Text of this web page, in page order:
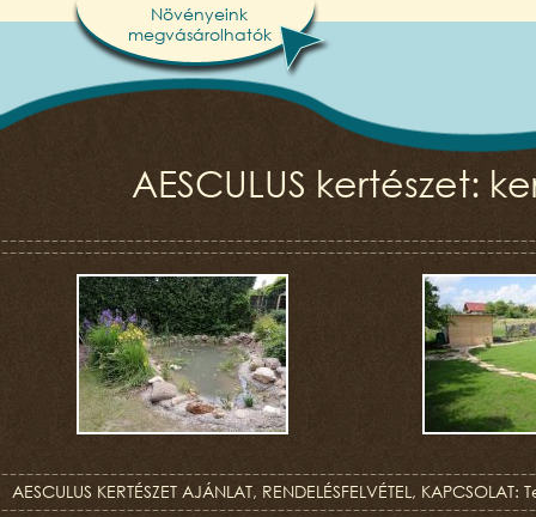
Növényeink
megvásárolhatók
AESCULUS kertészet:
AESCULUS KERTÉSZET AJÁNLAT, RENDELÉSFELVÉTEL,